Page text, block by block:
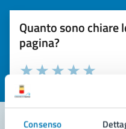
Consenso
Quanto sono chiare
pagina?
Valuta la chiarezza delle
Seleziona il numero di
Valuta 1 stelle su 5